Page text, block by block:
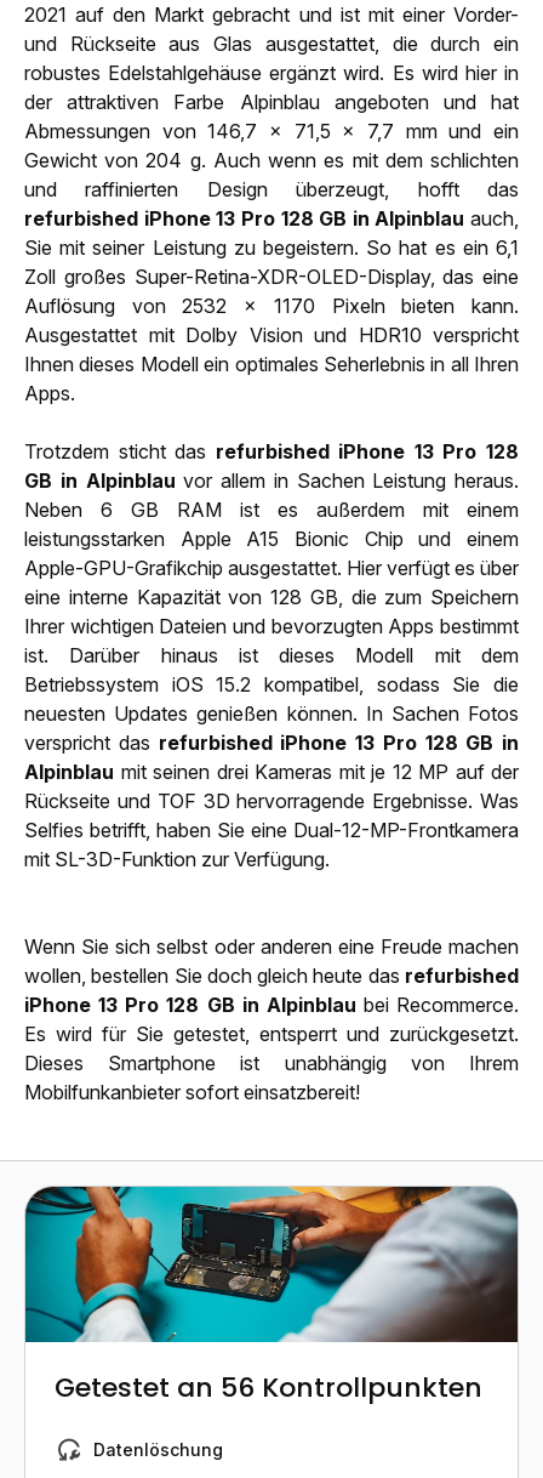
2021 auf den Markt gebracht und ist mit einer Vorder-
und Rückseite aus Glas ausgestattet, die durch ein
robustes Edelstahlgehäuse ergänzt wird. Es wird hier in
der attraktiven Farbe Alpinblau angeboten und hat
Abmessungen von 146,7 x 71,5 x 7,7 mm und ein
Gewicht von 204 g. Auch wenn es mit dem schlichten
und raffinierten Design überzeugt, hofft das
refurbished iPhone 13 Pro 128 GB in Alpinblau auch,
Sie mit seiner Leistung zu begeistern. So hat es ein 6,1
Zoll großes Super-Retina-XDR-OLED-Display, das eine
Auflösung von 2532 x 1170 Pixeln bieten kann.
Ausgestattet mit Dolby Vision und HDR10 verspricht
Ihnen dieses Modell ein optimales Seherlebnis in all Ihren
Apps.
Trotzdem sticht das refurbished iPhone 13 Pro 128
GB in Alpinblau vor allem in Sachen Leistung heraus.
Neben 6 GB RAM ist es außerdem mit einem
leistungsstarken Apple A15 Bionic Chip und einem
Apple-GPU-Grafikchip ausgestattet. Hier verfügt es über
eine interne Kapazität von 128 GB, die zum Speichern
Ihrer wichtigen Dateien und bevorzugten Apps bestimmt
ist. Darüber hinaus ist dieses Modell mit dem
Betriebssystem iOS 15.2 kompatibel, sodass Sie die
neuesten Updates genießen können. In Sachen Fotos
verspricht das refurbished iPhone 13 Pro 128 GB in
Alpinblau mit seinen drei Kameras mit je 12 MP auf der
Rückseite und TOF 3D hervorragende Ergebnisse. Was
Selfies betrifft, haben Sie eine Dual-12-MP-Frontkamera
mit SL-3D-Funktion zur Verfügung.
Wenn Sie sich selbst oder anderen eine Freude machen
wollen, bestellen Sie doch gleich heute das refurbished
iPhone 13 Pro 128 GB in Alpinblau bei Recommerce.
Es wird für Sie getestet, entsperrt und zurückgesetzt.
Dieses Smartphone ist unabhängig von Ihrem
Mobilfunkanbieter sofort einsatzbereit!
Getestet an 56 Kontrollpunkten
Datenlöschung